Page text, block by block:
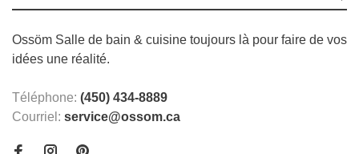
Ossöm Salle de bain & cuisine toujours là pour faire de vos
idées une réalité.
Téléphone: (450) 434-8889
Courriel: service@ossom.ca